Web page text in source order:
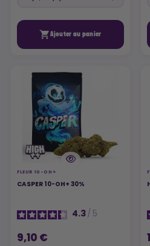
Ajouter au panier
FLEUR 10-OH+
CASPER 10-OH+ 30%
4.3/ 5
9,10 €